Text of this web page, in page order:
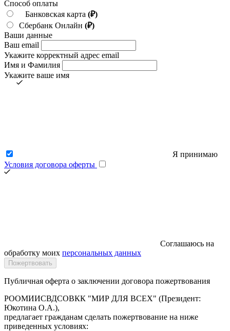
Способ оплаты
Банковская карта (₽)
Сбербанк Онлайн (₽)
Ваши данные
Ваш email
Укажите корректный адрес email
Имя и Фамилия
Укажите ваше имя
Я принимаю
Условия договора оферты
Соглашаюсь на
обработку моих персональных данных
Публичная оферта о заключении договора пожертвования
РООМИИСВДСОВКК "МИР ДЛЯ ВСЕХ" (Президент:
Юкотина О.А.),
предлагает гражданам сделать пожертвование на ниже
приведенных условиях: